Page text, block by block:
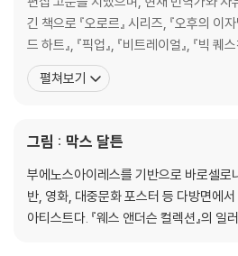
긴 책으로 『오로르』 시리즈, 『오후의 이자
드 하트』, 『픽업』, 『비트레이얼』, 『빅 퀘
니언』, 『파이브 데이즈』, 『더 잡』, 『템테
멘트』, 『파리에 간 고양이』, 『프로방스에
펼쳐보기
그림 : 막스 달튼
부에노스아이레스를 기반으로 바로셀로
반, 영화, 대중문화 포스터 등 다방면에
아티스트다. 『웨스 앤더슨 컬렉션』의 일